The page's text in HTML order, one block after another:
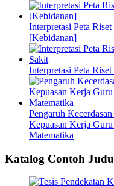
Interpretasi Peta
[Kebidanan]
Interpretasi Peta
Pengaruh
Kepuasan Kerja
Matematika
Katalog Contoh